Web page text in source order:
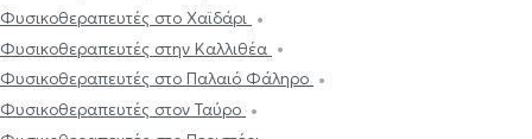
Φυσικοθεραπευτές στο Χαϊδάρι
Φυσικοθεραπευτές στην Καλλιθέα
Φυσικοθεραπευτές στο Παλαιό Φάληρο
Φυσικοθεραπευτές στον Ταύρο